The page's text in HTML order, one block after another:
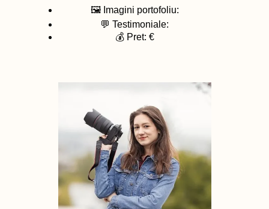
🖼️ Imagini portofoliu:
💬 Testimoniale:
💰 Pret: €